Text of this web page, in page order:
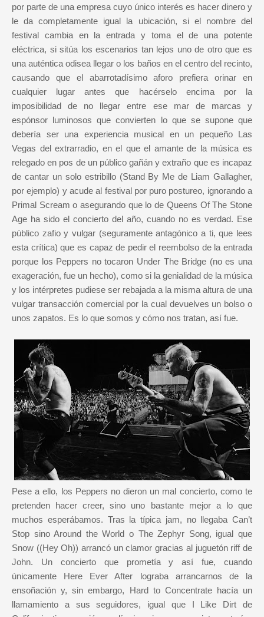
por parte de una empresa cuyo único interés es hacer dinero y
le da completamente igual la ubicación, si el nombre del
festival cambia en la entrada y toma el de una potente
eléctrica, si sitúa los escenarios tan lejos uno de otro que es
una auténtica odisea llegar o los baños en el centro del recinto,
causando que el abarrotadísimo aforo prefiera orinar en
cualquier lugar antes que hacérselo encima por la
imposibilidad de no llegar entre ese mar de marcas y
espónsor luminosos que convierten lo que se supone que
debería ser una experiencia musical en un pequeño Las
Vegas del extrarradio, en el que el amante de la música es
relegado en pos de un público gañán y extraño que es incapaz
de cantar un solo estribillo (Stand By Me de Liam Gallagher,
por ejemplo) y acude al festival por puro postureo, ignorando a
Primal Scream o asegurando que lo de Queens Of The Stone
Age ha sido el concierto del año, cuando no es verdad. Ese
público zafio y vulgar (seguramente antagónico a ti, que lees
esta crítica) que es capaz de pedir el reembolso de la entrada
porque los Peppers no tocaron Under The Bridge (no es una
exageración, fue un hecho), como si la genialidad de la música
y los intérpretes pudiese ser rebajada a la misma altura de una
vulgar transacción comercial por la cual devuelves un bolso o
unos zapatos. Es lo que somos y cómo nos tratan, así fue.
Pese a ello, los Peppers no dieron un mal concierto, como te
pretenden hacer creer, sino uno bastante mejor a lo que
muchos esperábamos. Tras la típica jam, no llegaba Can’t
Stop sino Around the World o The Zephyr Song, igual que
Snow ((Hey Oh)) arrancó un clamor gracias al juguetón riff de
John. Un concierto que prometía y así fue, cuando
únicamente Here Ever After lograba arrancarnos de la
ensoñación y, sin embargo, Hard to Concentrate hacía un
llamamiento a sus seguidores, igual que I Like Dirt de